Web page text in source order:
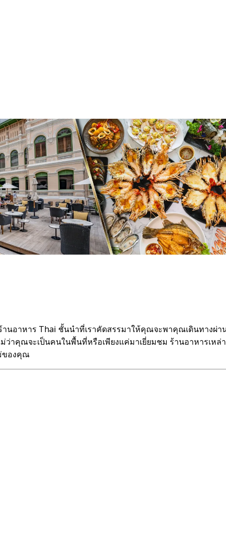
อาหาร Thai ชั้นนำที่เราคัดสรรมาให้คุณจะพาคุณเดินทางผ่
าคุณจะเป็นคนในพื้นที่หรือเพียงแค่มาเยี่ยมชม ร้านอาหารเห
ของคุณ